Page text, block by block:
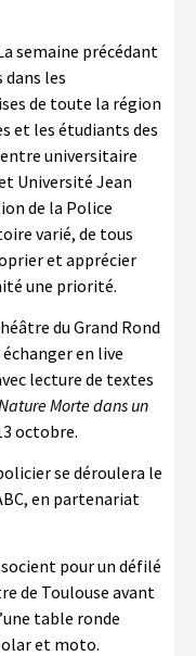
semaine précédant
les
de toute la région
et les étudiants des
universitaire
Université Jean
de la Police
varié, de tous
et apprécier
une priorité.
du Grand Rond
en live
lecture de textes
Morte dans un
octobre.
se déroulera le
en partenariat
pour un défilé
de Toulouse avant
table ronde
et moto.